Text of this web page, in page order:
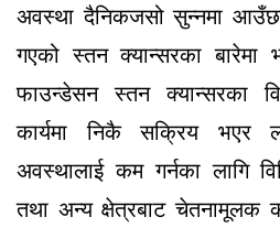
अवस्था दैनिकजसो सुन्नमा
गएको स्तन क्यान्सरका बारेमा
फाउन्डेसन स्तन क्यान्सरका
कार्यमा निकै सक्रिय भएर
अवस्थालाई कम गर्नका लागि
तथा अन्य क्षेत्रबाट चेतनामूलक